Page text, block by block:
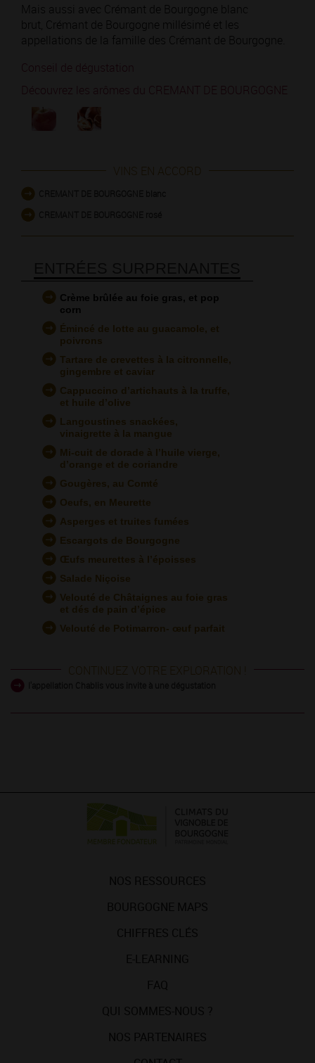
Mais aussi avec Crémant de Bourgogne blanc
brut, Crémant de Bourgogne millésimé et les
appellations de la famille des Crémant de Bourgogne.
Conseil de dégustation
Découvrez les arômes du CREMANT DE BOURGOGNE
VINS EN ACCORD
Crème brûlée au foie gras, et pop
corn
Émincé de lotte au guacamole, et
poivrons
Tartare de crevettes à la citronnelle,
gingembre et caviar
Cappuccino d’artichauts à la truffe,
et huile d’olive
Langoustines snackées,
vinaigrette à la mangue
Mi-cuit de dorade à l’huile vierge,
d’orange et de coriandre
Gougères, au Comté
Oeufs, en Meurette
Asperges et truites fumées
Escargots de Bourgogne
Œufs meurettes à l’époisses
Salade Niçoise
Velouté de Châtaignes au foie gras
et dés de pain d’épice
Velouté de Potimarron- œuf parfait
CONTINUEZ VOTRE EXPLORATION !